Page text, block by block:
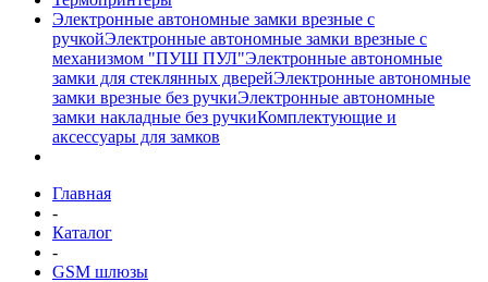
Электронные автономные замки врезные с
ручкойЭлектронные автономные замки врезные с
механизмом "ПУШ ПУЛ"Электронные автономные
замки для стеклянных дверейЭлектронные автономные
замки врезные без ручкиЭлектронные автономные
замки накладные без ручкиКомплектующие и
аксессуары для замков
Главная
-
Каталог
-
GSM шлюзы